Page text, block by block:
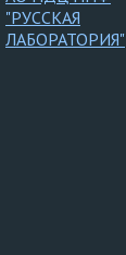
"РУССКАЯ
ЛАБОРАТОРИЯ"